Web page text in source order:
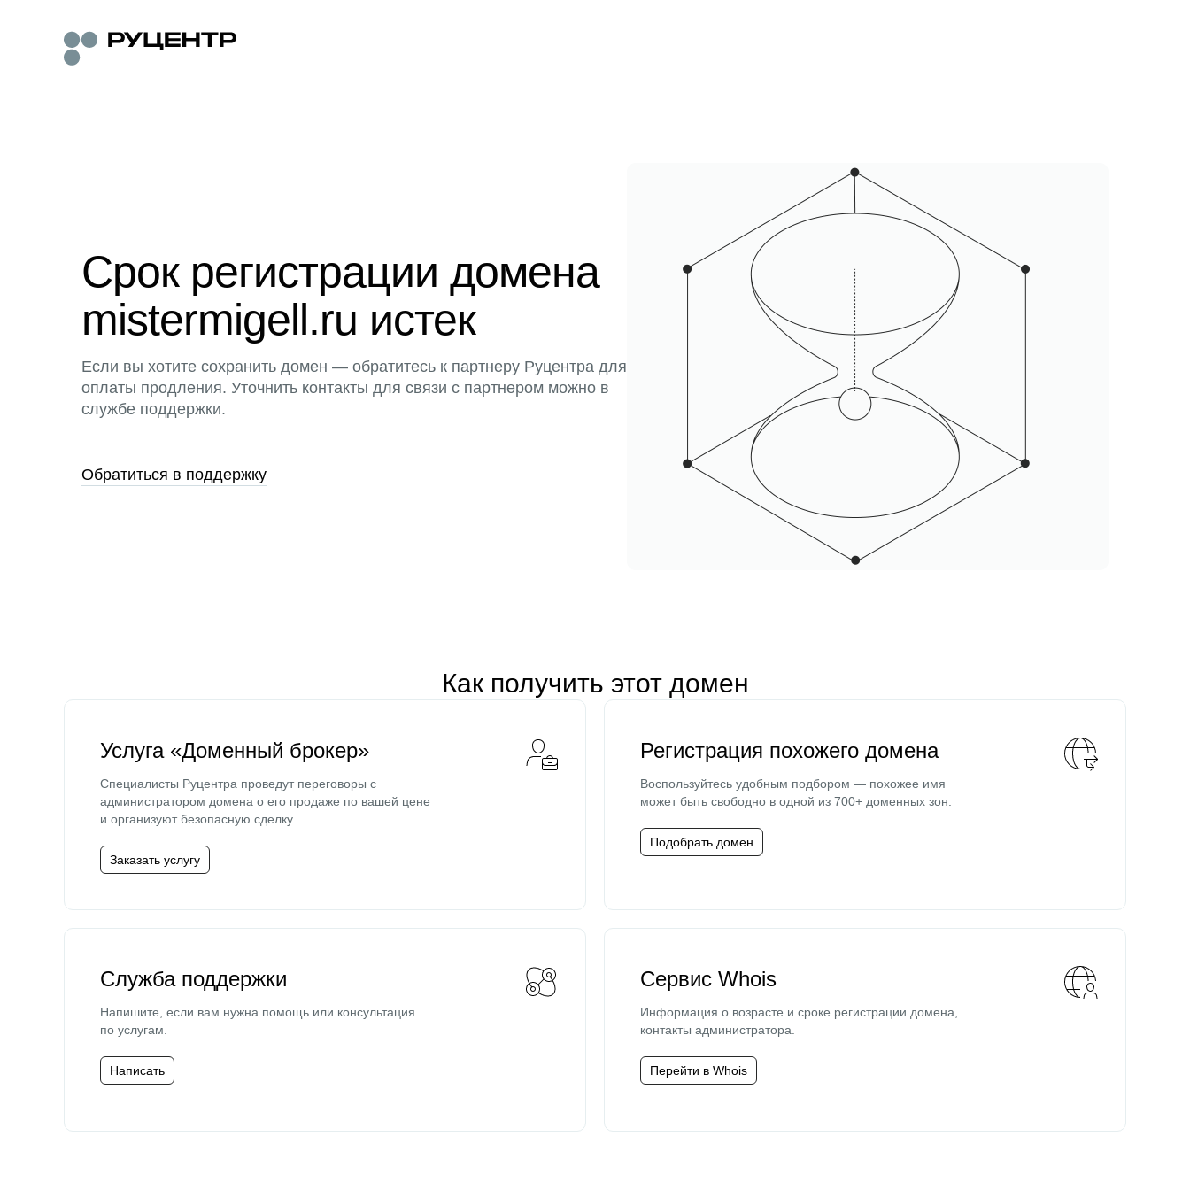
Срок регистрации домена
mistermigell.ru истек
Если вы хотите сохранить домен — обратитесь к партнеру Руцентра для
оплаты продления. Уточнить контакты для связи с партнером можно в
службе поддержки.
Обратиться в поддержку
Как получить этот домен
Услуга «Доменный брокер»
Специалисты Руцентра проведут переговоры с
администратором домена о его продаже по вашей цене
и организуют безопасную сделку.
Заказать услугу
Регистрация похожего домена
Воспользуйтесь удобным подбором — похожее имя
может быть свободно в одной из 700+ доменных зон.
Подобрать домен
Служба поддержки
Напишите, если вам нужна помощь или консультация
по услугам.
Написать
Сервис Whois
Информация о возрасте и сроке регистрации домена,
контакты администратора.
Перейти в Whois